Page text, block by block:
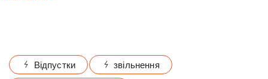
Відпустки звільнення